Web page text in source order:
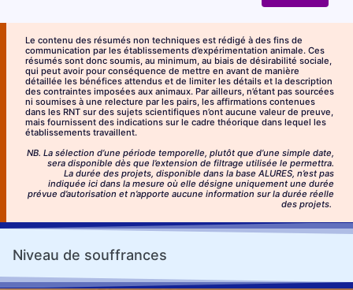
Le contenu des résumés non techniques est rédigé à des fins de
communication par les établissements d’expérimentation animale. Ces
résumés sont donc soumis, au minimum, au biais de désirabilité sociale,
qui peut avoir pour conséquence de mettre en avant de manière
détaillée les bénéfices attendus et de limiter les détails et la description
des contraintes imposées aux animaux. Par ailleurs, n’étant pas sourcées
ni soumises à une relecture par les pairs, les affirmations contenues
dans les RNT sur des sujets scientifiques n’ont aucune valeur de preuve,
mais fournissent des indications sur le cadre théorique dans lequel les
établissements travaillent.
NB. La sélection d’une période temporelle, plutôt que d’une simple date,
sera disponible dès que l’extension de filtrage utilisée le permettra.
La durée des projets, disponible dans la base ALURES, n’est pas
indiquée ici dans la mesure où elle désigne uniquement une durée
prévue d’autorisation et n’apporte aucune information sur la durée réelle
des projets.
Niveau de souffrances